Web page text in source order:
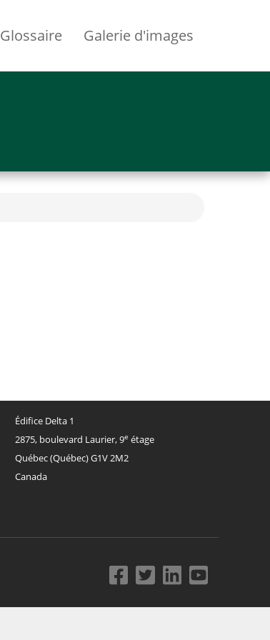
Glossaire Galerie d'images
Édifice Delta 1
2875, boulevard Laurier, 9e étage
Québec(Québec)G1V 2M2
Canada